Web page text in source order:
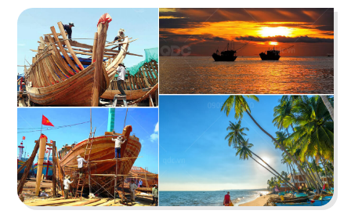
BẮC KIM THANG
Nhà hàng Bắc Kim Thang được thiết kế theo
phong cách Việt Nam dân gian đương đại...